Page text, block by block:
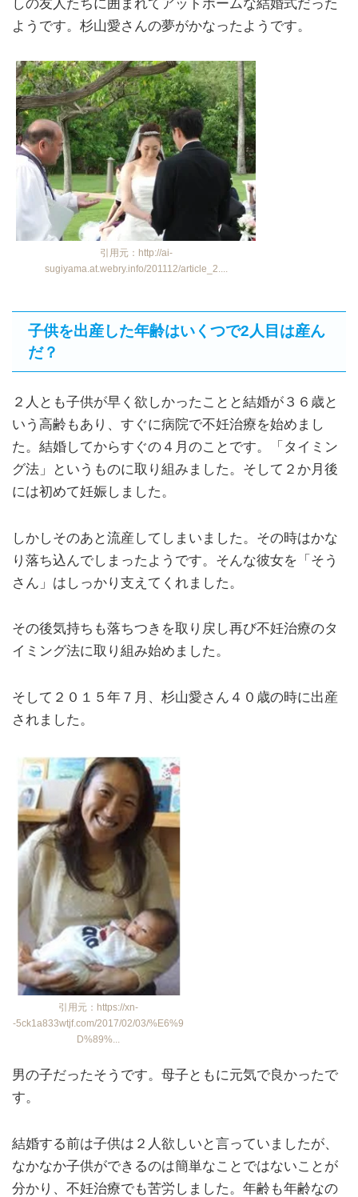
しの友人たちに囲まれてアットホームな結婚式だった
ようです。杉山愛さんの夢がかなったようです。
引用元：http://ai-
sugiyama.at.webry.info/201112/article_2....
子供を出産した年齢はいくつで2人目は産ん
だ？
２人とも子供が早く欲しかったことと結婚が３６歳と
いう高齢もあり、すぐに病院で不妊治療を始めまし
た。結婚してからすぐの４月のことです。「タイミン
グ法」というものに取り組みました。そして２か月後
には初めて妊娠しました。
しかしそのあと流産してしまいました。その時はかな
り落ち込んでしまったようです。そんな彼女を「そう
さん」はしっかり支えてくれました。
その後気持ちも落ちつきを取り戻し再び不妊治療のタ
イミング法に取り組み始めました。
そして２０１５年７月、杉山愛さん４０歳の時に出産
されました。
引用元：https://xn-
-5ck1a833wtjf.com/2017/02/03/%E6%9
D%89%...
男の子だったそうです。母子ともに元気で良かったで
す。
結婚する前は子供は２人欲しいと言っていましたが、
なかなか子供ができるのは簡単なことではないことが
分かり、不妊治療でも苦労しました。年齢も年齢なの